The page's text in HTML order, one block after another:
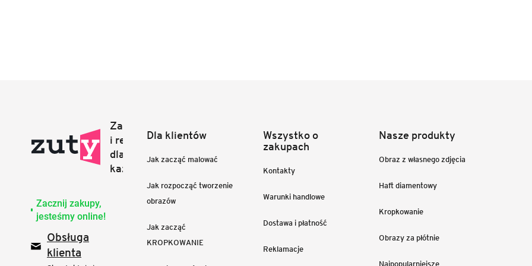
Zacznij zakupy,
jesteśmy online!
Obsługa
klienta
Dla klientów
Jak zacząć malować
Jak rozpocząć tworzenie
obrazów
Jak zacząć
KROPKOWANIE
Wszystko o
zakupach
Kontakty
Warunki handlowe
Dostawa i płatność
Reklamacje
Nasze produkty
Obraz z własnego zdjęcia
Haft diamentowy
Kropkowanie
Obrazy za płótnie
Najpopularniejsze